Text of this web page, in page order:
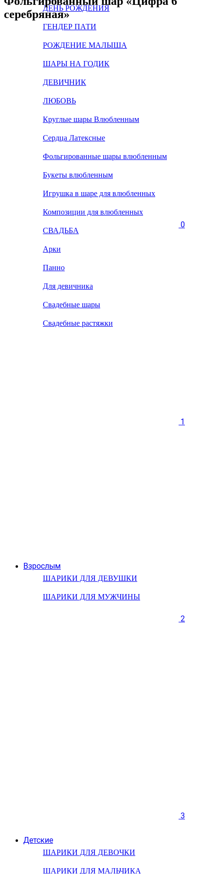
ДЕНЬ РОЖДЕНИЯ
ГЕНДЕР ПАТИ
РОЖДЕНИЕ МАЛЫША
ШАРЫ НА ГОДИК
ДЕВИЧНИК
ЛЮБОВЬ
Круглые шары Влюбленным
Сердца Латексные
Фольгированные шары влюбленным
Букеты влюбленным
Игрушка в шаре для влюбленных
Композиции для влюбленных
СВАДЬБА
Арки
Панно
Для девичника
Свадебные шары
Свадебные растяжки
Взрослым
ШАРИКИ ДЛЯ ДЕВУШКИ
ШАРИКИ ДЛЯ МУЖЧИНЫ
Детские
ШАРИКИ ДЛЯ ДЕВОЧКИ
ШАРИКИ ДЛЯ МАЛЬЧИКА
серебряная»
0
1
2
3